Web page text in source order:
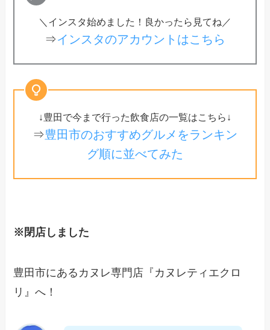
＼インスタ始めました！良かったら見てね／
⇒インスタのアカウントはこちら
↓豊田で今まで行った飲食店の一覧はこちら↓
⇒豊田市のおすすめグルメをランキン
グ順に並べてみた
※閉店しました
豊田市にあるカヌレ専門店『カヌレティエクロ
リ』へ！